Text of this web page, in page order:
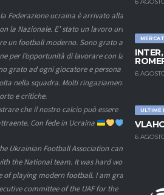
6
ULTIME
6
Federazione ucraina è arrivato alla fine.
la Nazionale. E’ stato un lavoro uro dove
un football moderno. Sono grato al
per l’opportunità di lavorare con la
grato ad ogni giocatore e persona che
nella squadra. Molti ringaziamenti a
e critiche.
che il nostro calcio può essere
Con fede in Ucraina
Ukrainian Football Association came to
the National team. It was hard work that
playing modern football. I am grateful
committee of the UAF for the